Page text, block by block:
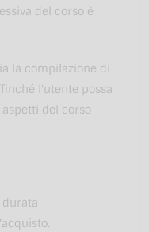
del corso è
la compilazione di
l'utente possa
del corso